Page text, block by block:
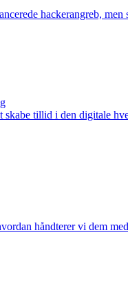
hackerangreb,
skabe tillid i den digitale
håndterer vi dem